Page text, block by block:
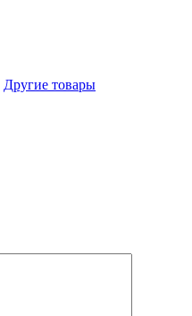
Другие товары